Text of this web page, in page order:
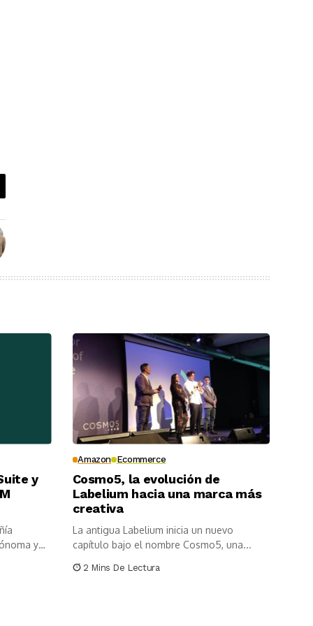
y
y
Amazon Ecommerce
Cosmo5, la evolución de
Labelium hacia una marca más
creativa
La antigua Labelium inicia un nuevo
capítulo bajo el nombre Cosmo5, una...
2 Mins De Lectura